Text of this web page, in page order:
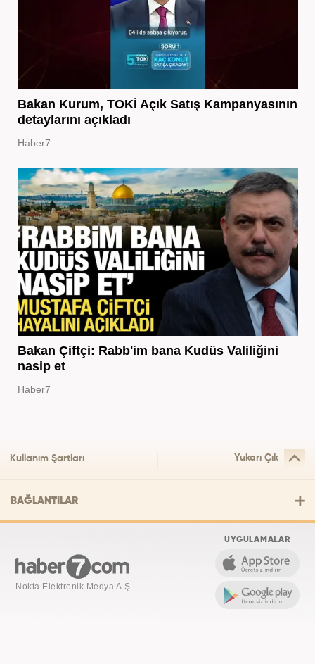
Bakan Kurum, TOKİ Açık Satış Kampanyasının
detaylarını açıkladı
Haber7
Bakan Çiftçi: Rabb'im bana Kudüs Valiliğini
nasip et
Haber7
Kullanım Şartları Yukarı Çık
BAĞLANTILAR
Nokta Elektronik Medya A.Ş.
UYGULAMALAR